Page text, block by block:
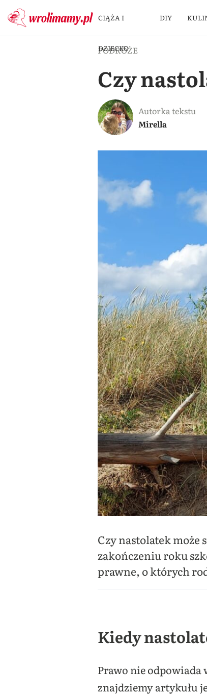
CIĄŻA I
DZIECKO
DIY
PODRÓŻE
Czy
Autorka tekstu
Mirella
Czy nastolatek może
zakończeniu roku
prawne, o których
Kiedy
Prawo nie
znajdziemy artykułu